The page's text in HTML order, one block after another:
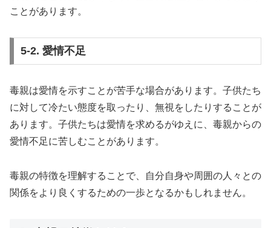
ことがあります。
5-2. 愛情不足
毒親は愛情を示すことが苦手な場合があります。子供たち
に対して冷たい態度を取ったり、無視をしたりすることが
あります。子供たちは愛情を求めるがゆえに、毒親からの
愛情不足に苦しむことがあります。
毒親の特徴を理解することで、自分自身や周囲の人々との
関係をより良くするための一歩となるかもしれません。